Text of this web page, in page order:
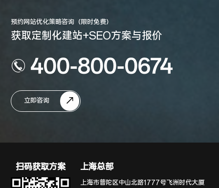
预约网站优化策略咨询（限时免费）
获取定制化建站+SEO方案与报价
400-800-0674
立即咨询
扫码获取方案 上海总部
上海市普陀区中山北路1777号飞洲时代大厦